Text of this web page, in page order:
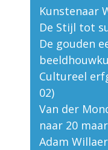
Kunstenaar
De Stijl tot
De gouden
Cultureel
02)
Van der
naar 20
Adam